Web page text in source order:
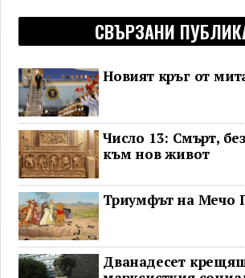
СВЪРЗАНИ
Новият кръг от
Число 13: Смърт,
към нов живот
Триумфът на Мечо
Дванадесет